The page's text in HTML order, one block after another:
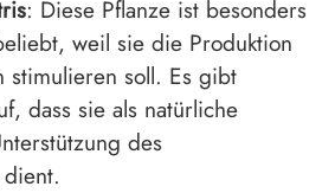
: Diese Pflanze ist besonders
weil sie die Produktion
stimulieren soll. Es gibt
dass sie als natürliche
des